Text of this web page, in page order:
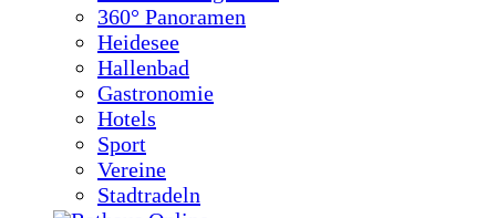
360° Panoramen
Heidesee
Hallenbad
Gastronomie
Hotels
Sport
Vereine
Stadtradeln